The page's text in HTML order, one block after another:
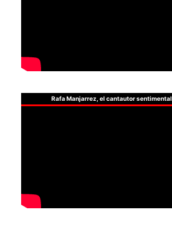
Rafa Manjarrez, el cantautor sentimental